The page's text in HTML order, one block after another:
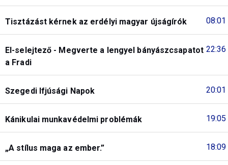
08:01
Tisztázást kérnek az erdélyi magyar újságírók
22:36
El-selejtező - Megverte a lengyel bányászcsapatot
a Fradi
20:01
Szegedi Ifjúsági Napok
19:05
Kánikulai munkavédelmi problémák
18:09
„A stílus maga az ember.”